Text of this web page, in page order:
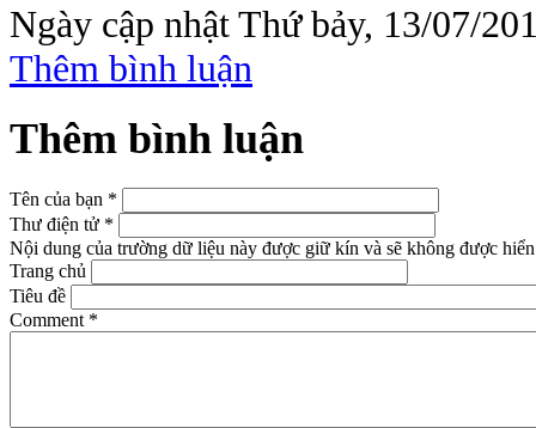
Ngày cập nhật Thứ bảy, 13/07/
Thêm bình luận
Thêm bình luận
Tên của bạn *
Thư điện tử *
Nội dung của trường dữ liệu này được giữ kín và sẽ không được
Trang chủ
Tiêu đề
Comment *